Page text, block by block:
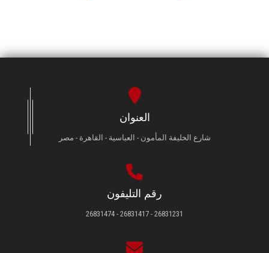
العنوان
شارع الخليفة المأمون - العباسية - القاهرة - مصر
رقم التليفون
26831231 - 26831417 - 26831474